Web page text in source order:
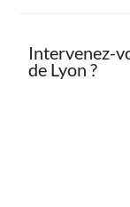
Intervenez-
de Lyon ?